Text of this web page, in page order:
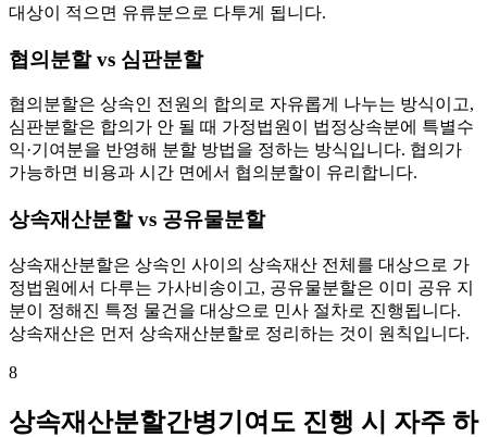
대상이 적으면 유류분으로 다투게 됩니다.
협의분할 vs 심판분할
협의분할은 상속인 전원의 합의로 자유롭게 나누는 방식이고,
심판분할은 합의가 안 될 때 가정법원이 법정상속분에 특별수
익·기여분을 반영해 분할 방법을 정하는 방식입니다. 협의가
가능하면 비용과 시간 면에서 협의분할이 유리합니다.
상속재산분할 vs 공유물분할
상속재산분할은 상속인 사이의 상속재산 전체를 대상으로 가
정법원에서 다루는 가사비송이고, 공유물분할은 이미 공유 지
분이 정해진 특정 물건을 대상으로 민사 절차로 진행됩니다.
상속재산은 먼저 상속재산분할로 정리하는 것이 원칙입니다.
8
상속재산분할간병기여도 진행 시 자주 하